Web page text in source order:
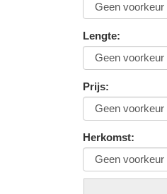
Lengte:
Prijs:
Herkomst: